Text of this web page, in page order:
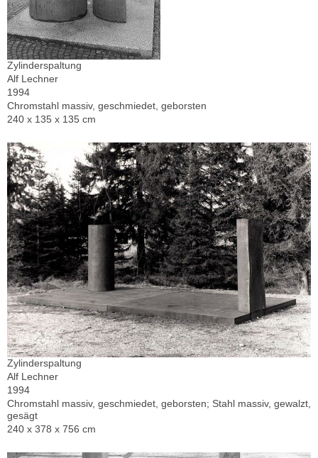
Zylinderspaltung
Alf Lechner
1994
Chromstahl massiv, geschmiedet, geborsten
240 x 135 x 135 cm
Zylinderspaltung
Alf Lechner
1994
Chromstahl massiv, geschmiedet, geborsten; Stahl massiv, gewalzt,
gesägt
240 x 378 x 756 cm